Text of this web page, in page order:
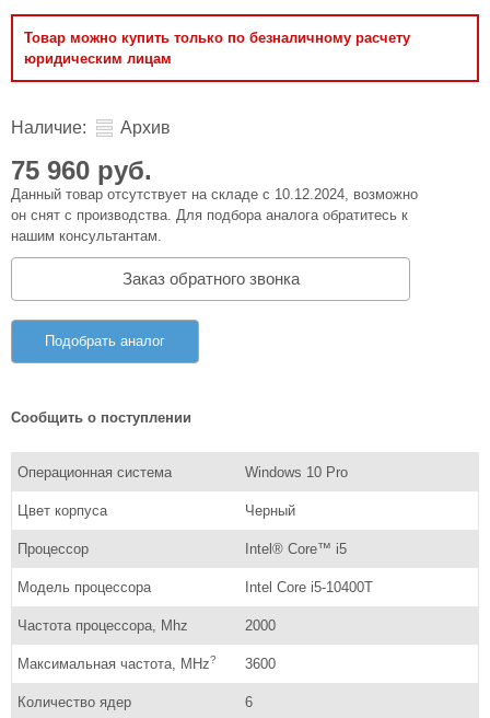
Товар можно купить только по безналичному расчету
юридическим лицам
Наличие: Архив
75 960 руб.
Данный товар отсутствует на складе с 10.12.2024, возможно
он снят с производства. Для подбора аналога обратитесь к
нашим консультантам.
Заказ обратного звонка
Подобрать аналог
Сообщить о поступлении
Операционная система Windows 10 Pro
Цвет корпуса Черный
Процессор Intel® Core™ i5
Модель процессора Intel Core i5-10400T
Частота процессора, Mhz 2000
Максимальная частота, MHz? 3600
Количество ядер 6